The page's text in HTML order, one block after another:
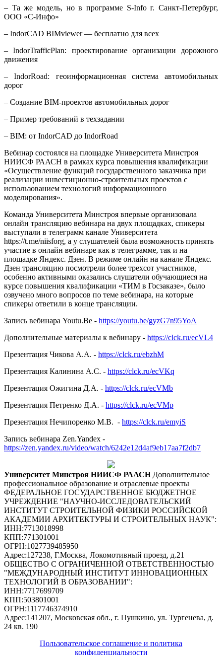
– Та же модель, но в программе S-Info г. Санкт-Петербург,
ООО «С-Инфо»
– IndorCAD BIMviewer — бесплатно для всех
– IndorTrafficPlan: проектирование организации дорожного
движения
– IndorRoad: геоинформационная система автомобильных
дорог
– Создание BIM-проектов автомобильных дорог
– Пример требований в техзадании
– BIM: от IndorCAD до IndorRoad
Вебинар состоялся на площадке Университета Минстроя
НИИСФ РААСН в рамках курса повышения квалификации
«Осуществление функций государственного заказчика при
реализации инвестиционно-строительных проектов с
использованием технологий информационного
моделирования».
Команда Университета Минстроя впервые организовала
онлайн трансляцию вебинара на двух площадках, спикеры
выступали в телеграмм канале Университета
https://t.me/niisforg, а у слушателей была возможность принять
участие в онлайн вебинаре как в телеграмме, так и на
площадке Яндекс. Дзен. В режиме онлайн на канале Яндекс.
Дзен трансляцию посмотрели более трехсот участников,
особенно активными оказались слушатели обучающиеся на
курсе повышения квалификации «ТИМ в Госзаказе», было
озвучено много вопросов по теме вебинара, на которые
спикеры ответили в конце трансляции.
Запись вебинара Youtu.Be - https://youtu.be/gyzG7n95YoA
Дополнительные материалы к вебинару - https://clck.ru/ecVL4
Презентация Чикова А.А. - https://clck.ru/ebzhM
Презентация Калинина А.С. - https://clck.ru/ecVKq
Презентация Ожигина Д.А. - https://clck.ru/ecVMb
Презентация Петренко Д.А. - https://clck.ru/ecVMp
Презентация Нечипоренко М.В. - https://clck.ru/emyiS
Запись вебинара Zen.Yandex -
https://zen.yandex.ru/video/watch/6242e12d4af9eb17aa7f2db7
Университет Минстроя НИИСФ РААСН Дополнительное
профессиональное образование и отраслевые проекты
ФЕДЕРАЛЬНОЕ ГОСУДАРСТВЕННОЕ БЮДЖЕТНОЕ
УЧРЕЖДЕНИЕ "НАУЧНО-ИССЛЕДОВАТЕЛЬСКИЙ
ИНСТИТУТ СТРОИТЕЛЬНОЙ ФИЗИКИ РОССИЙСКОЙ
АКАДЕМИИ АРХИТЕКТУРЫ И СТРОИТЕЛЬНЫХ НАУК":
ИНН:7713018998
КПП:771301001
ОГРН:1027739485950
Адрес:127238, Г.Москва, Локомотивный проезд, д.21
ОБЩЕСТВО С ОГРАНИЧЕННОЙ ОТВЕТСТВЕННОСТЬЮ
"МЕЖДУНАРОДНЫЙ ИНСТИТУТ ИННОВАЦИОННЫХ
ТЕХНОЛОГИЙ В ОБРАЗОВАНИИ":
ИНН:7717699709
КПП:503801001
ОГРН:1117746374910
Адрес:141207, Московская обл., г. Пушкино, ул. Тургенева, д.
24 кв. 190
Пользовательское соглашение и политика
конфиденциальности